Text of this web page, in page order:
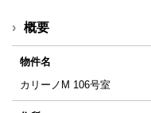
概要
物件名
カリーノM 106号室